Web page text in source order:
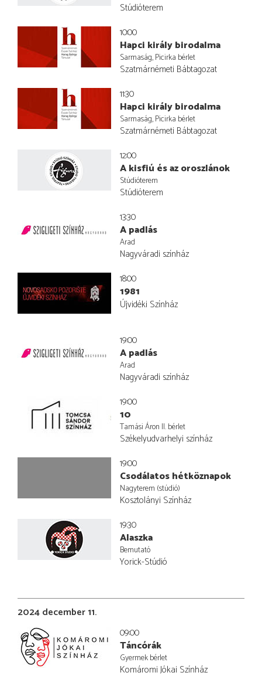
Stúdióterem
10:00
Hapci király birodalma
Sarmaság, Picirka bérlet
Szatmárnémeti Bábtagozat
11:30
Hapci király birodalma
Sarmaság, Picirka bérlet
Szatmárnémeti Bábtagozat
12:00
A kisfiú és az oroszlánok
Stúdióterem
Stúdióterem
13:30
A padlás
Arad
Nagyváradi színház
18:00
1981
Újvidéki Színház
19:00
A padlás
Arad
Nagyváradi színház
19:00
10
Tamási Áron II. bérlet
Székelyudvarhelyi színház
19:00
Csodálatos hétköznapok
Nagyterem (stúdió)
Kosztolányi Színház
19:30
Alaszka
Bemutató
Yorick-Stúdió
2024 december 11.
09:00
Táncórák
Gyermek bérlet
Komáromi Jókai Színház